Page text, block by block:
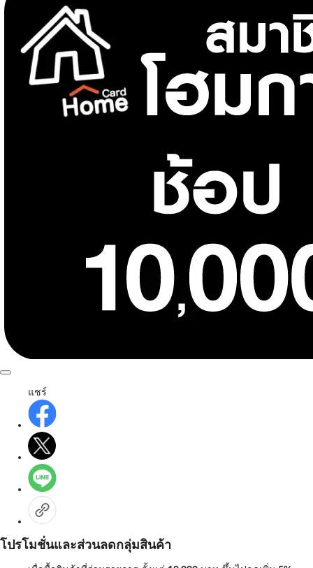
แชร์
โปรโมชั่นและส่วนลดกลุ่มสินค้า